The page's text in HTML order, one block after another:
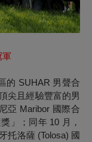
軍
的 SUHAR 男聲合
尖且經驗豐富的男
亞 Maribor 國際合
」；同年 10 月，
托洛薩 (Tolosa) 國